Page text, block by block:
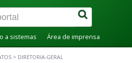
a sistemas Área de imprensa
> DIRETORIA-GERAL